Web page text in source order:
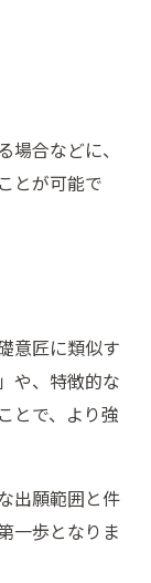
合などに、
とが可能で
意匠に類似す
や、特徴的な
とで、より強
出願範囲と件
一歩となりま